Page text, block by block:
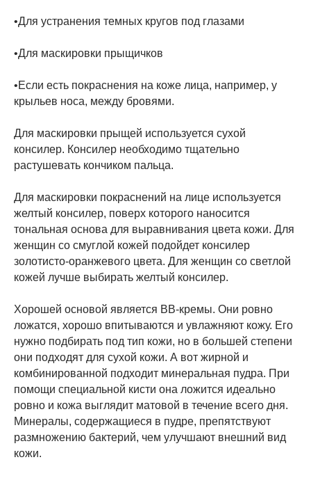
•Для устранения темных кругов под глазами
•Для маскировки прыщичков
•Если есть покраснения на коже лица, например, у
крыльев носа, между бровями.
Для маскировки прыщей используется сухой
консилер. Консилер необходимо тщательно
растушевать кончиком пальца.
Для маскировки покраснений на лице используется
желтый консилер, поверх которого наносится
тональная основа для выравнивания цвета кожи. Для
женщин со смуглой кожей подойдет консилер
золотисто-оранжевого цвета. Для женщин со светлой
кожей лучше выбирать желтый консилер.
Хорошей основой является ВВ-кремы. Они ровно
ложатся, хорошо впитываются и увлажняют кожу. Его
нужно подбирать под тип кожи, но в большей степени
они подходят для сухой кожи. А вот жирной и
комбинированной подходит минеральная пудра. При
помощи специальной кисти она ложится идеально
ровно и кожа выглядит матовой в течение всего дня.
Минералы, содержащиеся в пудре, препятствуют
размножению бактерий, чем улучшают внешний вид
кожи.